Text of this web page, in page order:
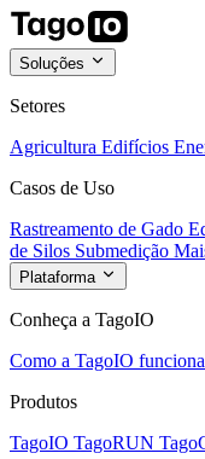
Soluções
Setores
Agricultura Edifícios
Casos de Uso
Rastreamento de Gado
de Silos Submedição
Plataforma
Conheça a TagoIO
Como a TagoIO funciona
Produtos
TagoIO TagoRUN